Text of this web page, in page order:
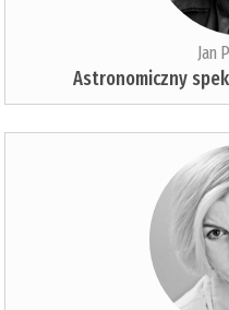
Jan
Astronomiczny